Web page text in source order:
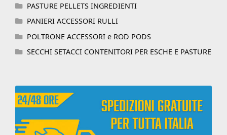
PASTURE PELLETS INGREDIENTI
PANIERI ACCESSORI RULLI
POLTRONE ACCESSORI e ROD PODS
SECCHI SETACCI CONTENITORI PER ESCHE E PASTURE